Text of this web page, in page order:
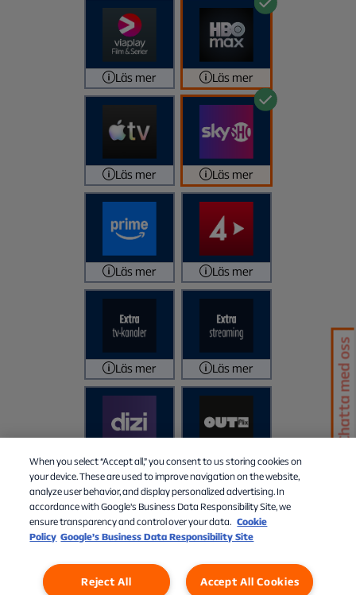
Läs mer Läs mer
Läs mer Läs mer
Läs mer Läs mer
Läs mer Läs mer
Läs mer Läs mer
Personuppgifter CookiesCookies Settings
Chatta med oss
When you select “Accept all,” you consent to us storing cookies on
your device. These are used to improve navigation on the website,
analyze user behavior, and display personalized advertising. In
accordance with Google's Business Data Responsibility Site, we
ensure transparency and control over your data. Cookie
Policy Google’s Business Data Responsibility Site
Accept All Cookies
Reject All